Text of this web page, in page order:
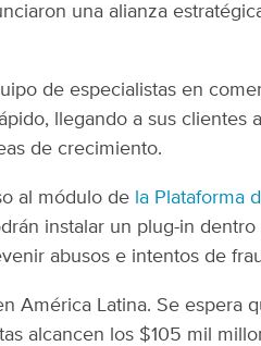
una alianza
de especialistas en
llegando a sus clientes
de crecimiento.
al módulo de la Plataforma
instalar un plug-in
abusos e intentos de
América Latina. Se espera
alcancen los $105 mil